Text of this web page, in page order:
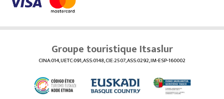
Groupe touristique Itsaslur
CINA:014, UETC:091, ASS:0148, CIE:2507, ASS:0292, IM-ESP-160002